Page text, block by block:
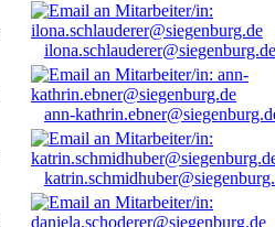
ilona.schlauderer@siegenburg.de
ann-